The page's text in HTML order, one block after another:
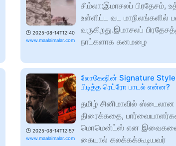
🕑 2025-08-14T12:40
www.maalaimalar.com
சிம்லா:இமாசலப் பிரதேசம்,
உள்ளிட்ட வட மாநிலங்களில்
வருகிறது.இமாசலப்
நாட்களாக கனமழை
🕑 2025-08-14T12:57
www.maalaimalar.com
லோகேஷின் Signature Style:
பிடித்த ரெட்ரோ பாடல் என்ன?
தமிழ் சினிமாவில்
திரைக்கதை,
மொமென்ட்ஸ் என இவைகளை
கையால் கலக்கக்கூடியவர்